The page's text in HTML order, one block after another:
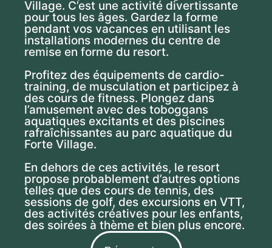
Village. C’est une activité divertissante
pour tous les âges. Gardez la forme
pendant vos vacances en utilisant les
installations modernes du centre de
remise en forme du resort.
Profitez des équipements de cardio-
training, de musculation et participez à
des cours de fitness. Plongez dans
l’amusement avec des toboggans
aquatiques excitants et des piscines
rafraîchissantes au parc aquatique du
Forte Village.
En dehors de ces activités, le resort
propose probablement d’autres options
telles que des cours de tennis, des
sessions de golf, des excursions en VTT,
des activités créatives pour les enfants,
des soirées à thème et bien plus encore.